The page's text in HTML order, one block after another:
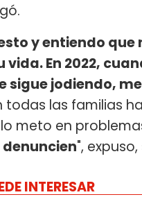
y entiendo
vida. En 2022,
sigue jodiendo,
todas las familias
meto en
",
INTERESAR